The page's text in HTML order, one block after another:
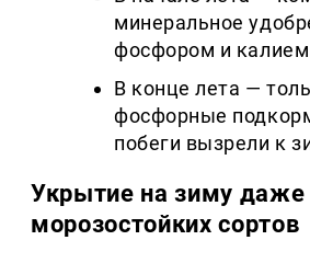
минеральное
фосфором и калием
В конце лета —
фосфорные
побеги вызрели к
Укрытие на зиму даже
морозостойких сортов